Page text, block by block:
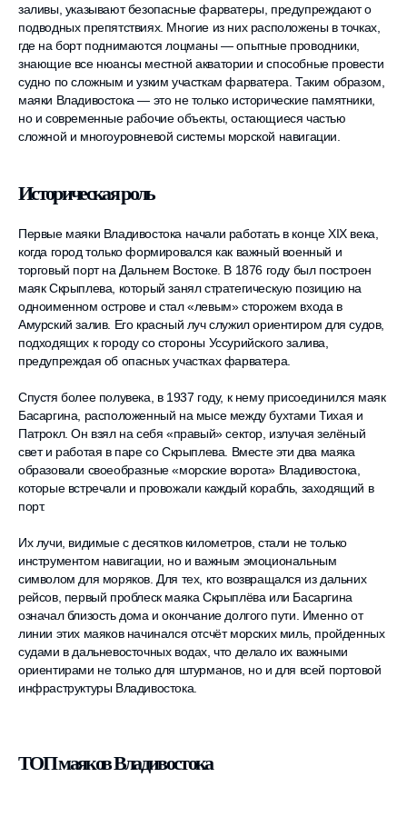
заливы, указывают безопасные фарватеры, предупреждают о
подводных препятствиях. Многие из них расположены в точках,
где на борт поднимаются лоцманы — опытные проводники,
знающие все нюансы местной акватории и способные провести
судно по сложным и узким участкам фарватера. Таким образом,
маяки Владивостока — это не только исторические памятники,
но и современные рабочие объекты, остающиеся частью
сложной и многоуровневой системы морской навигации.
Историческая роль
Первые маяки Владивостока начали работать в конце XIX века,
когда город только формировался как важный военный и
торговый порт на Дальнем Востоке. В 1876 году был построен
маяк Скрыплева, который занял стратегическую позицию на
одноименном острове и стал «левым» сторожем входа в
Амурский залив. Его красный луч служил ориентиром для судов,
подходящих к городу со стороны Уссурийского залива,
предупреждая об опасных участках фарватера.
Спустя более полувека, в 1937 году, к нему присоединился маяк
Басаргина, расположенный на мысе между бухтами Тихая и
Патрокл. Он взял на себя «правый» сектор, излучая зелёный
свет и работая в паре со Скрыплева. Вместе эти два маяка
образовали своеобразные «морские ворота» Владивостока,
которые встречали и провожали каждый корабль, заходящий в
порт.
Их лучи, видимые с десятков километров, стали не только
инструментом навигации, но и важным эмоциональным
символом для моряков. Для тех, кто возвращался из дальних
рейсов, первый проблеск маяка Скрыплёва или Басаргина
означал близость дома и окончание долгого пути. Именно от
линии этих маяков начинался отсчёт морских миль, пройденных
судами в дальневосточных водах, что делало их важными
ориентирами не только для штурманов, но и для всей портовой
инфраструктуры Владивостока.
ТОП маяков Владивостока